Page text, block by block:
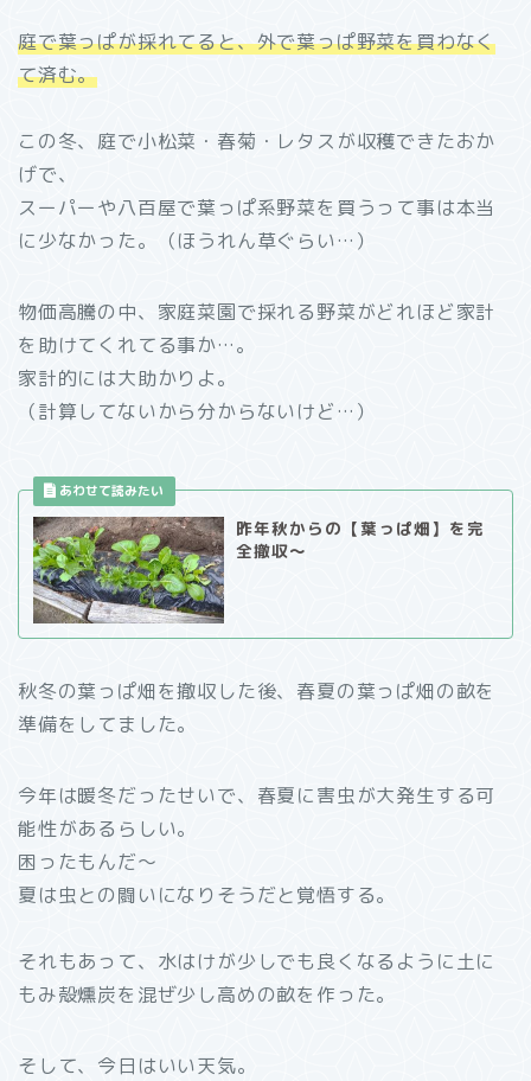
庭で葉っぱが採れてると、外で葉っぱ野菜を買わなく
て済む。
この冬、庭で小松菜・春菊・レタスが収穫できたおか
げで、
スーパーや八百屋で葉っぱ系野菜を買うって事は本当
に少なかった。（ほうれん草ぐらい…）
物価高騰の中、家庭菜園で採れる野菜がどれほど家計
を助けてくれてる事か…。
家計的には大助かりよ。
（計算してないから分からないけど…）
昨年秋からの【葉っぱ畑】を完
全撤収～
秋冬の葉っぱ畑を撤収した後、春夏の葉っぱ畑の畝を
準備をしてました。
今年は暖冬だったせいで、春夏に害虫が大発生する可
能性があるらしい。
困ったもんだ～
夏は虫との闘いになりそうだと覚悟する。
それもあって、水はけが少しでも良くなるように土に
もみ殻燻炭を混ぜ少し高めの畝を作った。
そして、今日はいい天気。